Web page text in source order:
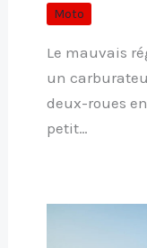
Moto
Le mauvais
un
deux-roues
petit…